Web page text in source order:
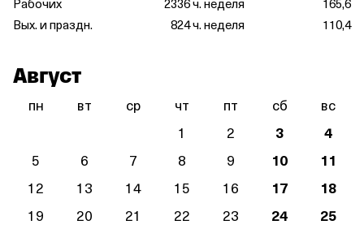
Вых. и праздн.
824 ч. неделя
110,4
Август
пн вт ср чт пт сб
вс
1
2 3
4
5
6 7 8 9 10
11
12
13 14 15 16 17
18
19
20 21 22 23 24
25